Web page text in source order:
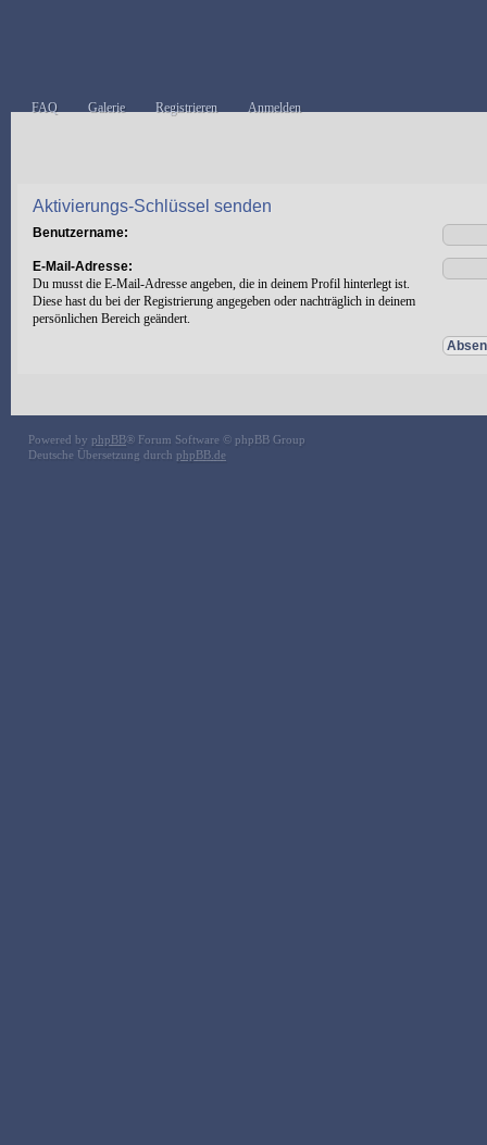
FAQ Galerie Registrieren Anmelden
Aktivierungs-Schlüssel senden
Benutzername:
E-Mail-Adresse:
Du musst die E-Mail-Adresse angeben, die in deinem Profil hinterlegt ist.
Diese hast du bei der Registrierung angegeben oder nachträglich in deinem
persönlichen Bereich geändert.
Powered by phpBB® Forum Software © phpBB Group
Deutsche Übersetzung durch phpBB.de